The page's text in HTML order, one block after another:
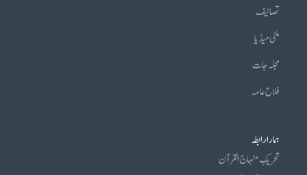
تصانیف
ملٹی میڈیا
مجلہ جات
فلاح عامہ
ہمارا رابطہ
تحریکِ منہاج القرآن